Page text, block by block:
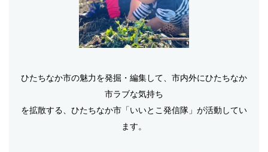
ひたちなか市の魅力を発掘・編集して、市内外にひたちなか
市ラブな気持ち
を拡散する、ひたちなか市「いいとこ発信隊」が活動してい
ます。